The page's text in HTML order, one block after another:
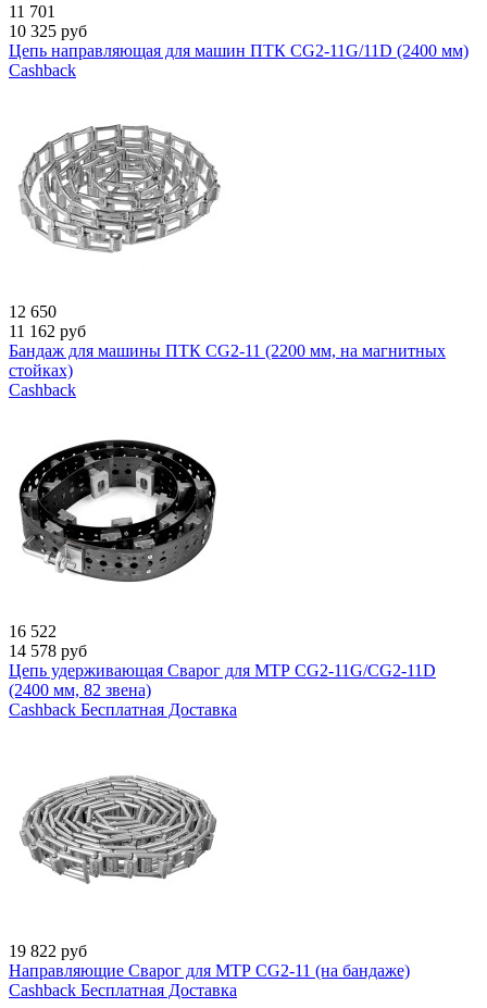
11 701
10 325 руб
Цепь направляющая для машин ПТК CG2-11G/11D (2400 мм)
Cashback
12 650
11 162 руб
Бандаж для машины ПТК CG2-11 (2200 мм, на магнитных
стойках)
Cashback
16 522
14 578 руб
Цепь удерживающая Сварог для МТР CG2-11G/CG2-11D
(2400 мм, 82 звена)
Cashback Бесплатная Доставка
19 822 руб
Направляющие Сварог для МТР CG2-11 (на бандаже)
Cashback Бесплатная Доставка